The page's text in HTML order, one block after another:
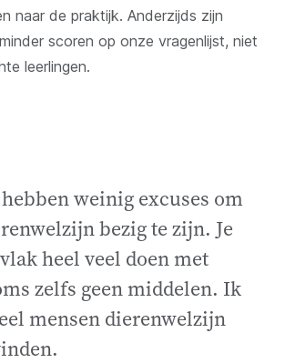
naar de praktijk. Anderzijds zijn
scoren op onze vragenlijst, niet
leerlingen.
weinig excuses om
bezig te zijn. Je
heel veel doen met
zelfs geen middelen. Ik
mensen dierenwelzijn